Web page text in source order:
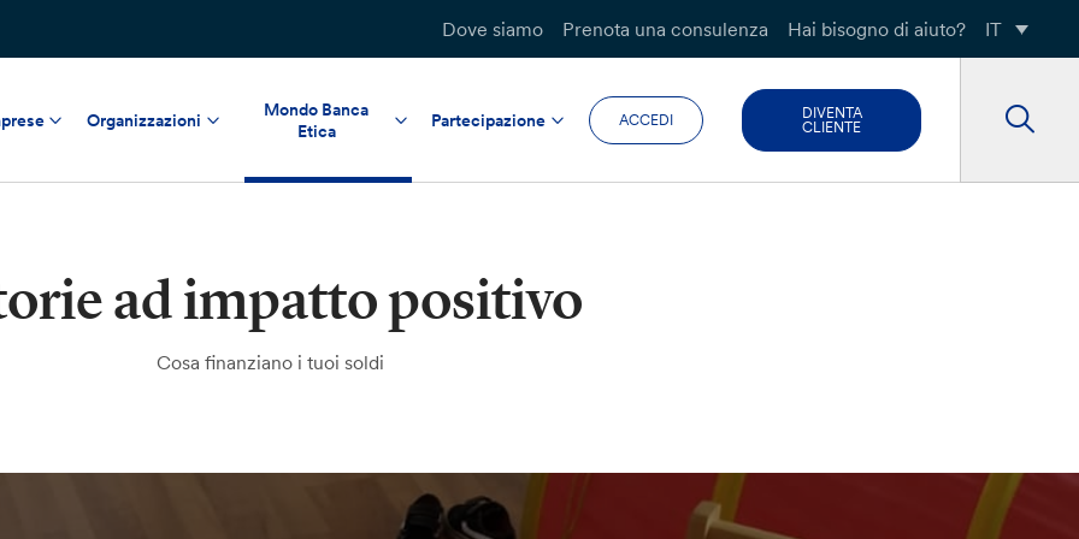
Dove siamo Prenota una consulenza Hai bisogno di aiuto? IT
Organizzazioni
Mondo Banca
Etica
Partecipazione ACCEDI
DIVENTA
CLIENTE
ad impatto positivo
Cosa finanziano i tuoi soldi